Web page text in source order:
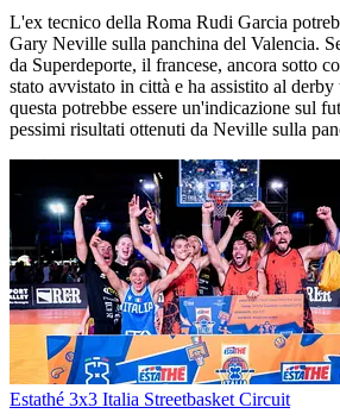
L'ex tecnico della Roma Rudi Garcia
Gary Neville sulla panchina del Valencia.
da Superdeporte, il francese, ancora sotto
stato avvistato in città e ha assistito al
questa potrebbe essere un'indicazione sul
pessimi risultati ottenuti da Neville sulla
Estathé 3x3 Italia Streetbasket Circuit